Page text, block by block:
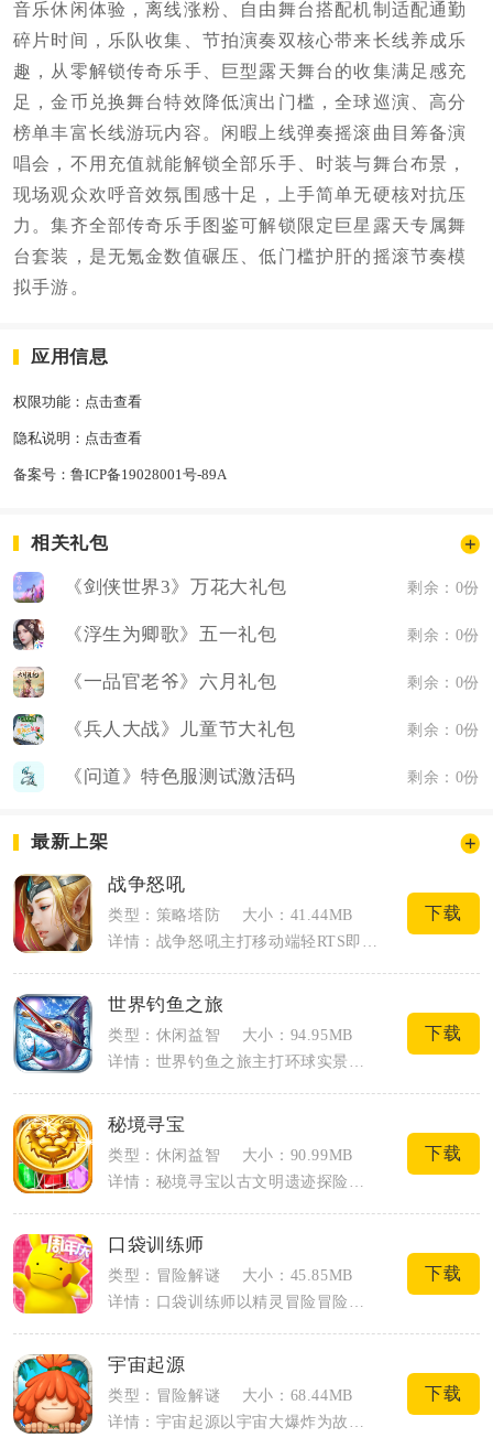
音乐休闲体验，离线涨粉、自由舞台搭配机制适配通勤
碎片时间，乐队收集、节拍演奏双核心带来长线养成乐
趣，从零解锁传奇乐手、巨型露天舞台的收集满足感充
足，金币兑换舞台特效降低演出门槛，全球巡演、高分
榜单丰富长线游玩内容。闲暇上线弹奏摇滚曲目筹备演
唱会，不用充值就能解锁全部乐手、时装与舞台布景，
现场观众欢呼音效氛围感十足，上手简单无硬核对抗压
力。集齐全部传奇乐手图鉴可解锁限定巨星露天专属舞
台套装，是无氪金数值碾压、低门槛护肝的摇滚节奏模
拟手游。
应用信息
权限功能： 点击查看
隐私说明： 点击查看
备案号： 鲁ICP备19028001号-89A
相关礼包
《剑侠世界3》万花大礼包 剩余：0份
《浮生为卿歌》五一礼包 剩余：0份
《一品官老爷》六月礼包 剩余：0份
《兵人大战》儿童节大礼包 剩余：0份
《问道》特色服测试激活码 剩余：0份
最新上架
战争怒吼
类型：策略塔防
大小：41.44MB
下载
世界钓鱼之旅
类型：休闲益智
大小：94.95MB
下载
秘境寻宝
类型：休闲益智
大小：90.99MB
详情：秘境寻宝以古文明遗迹探险为核心载体，融合宝石消除与地宫解谜双重休闲玩法，玩家...
下载
口袋训练师
类型：冒险解谜
大小：45.85MB
详情：口袋训练师以精灵冒险冒险世界观为核心，融合收集捕捉、养成培育与策略对战的休闲...
下载
宇宙起源
类型：冒险解谜
大小：68.44MB
详情：宇宙起源以宇宙大爆炸为故事起点，玩家将化身创世观测者，从零构建完整星系文明，...
下载